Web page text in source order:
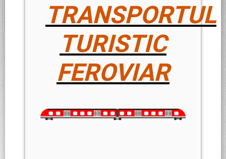
TRANSPORTUL
TURISTIC
FEROVIAR